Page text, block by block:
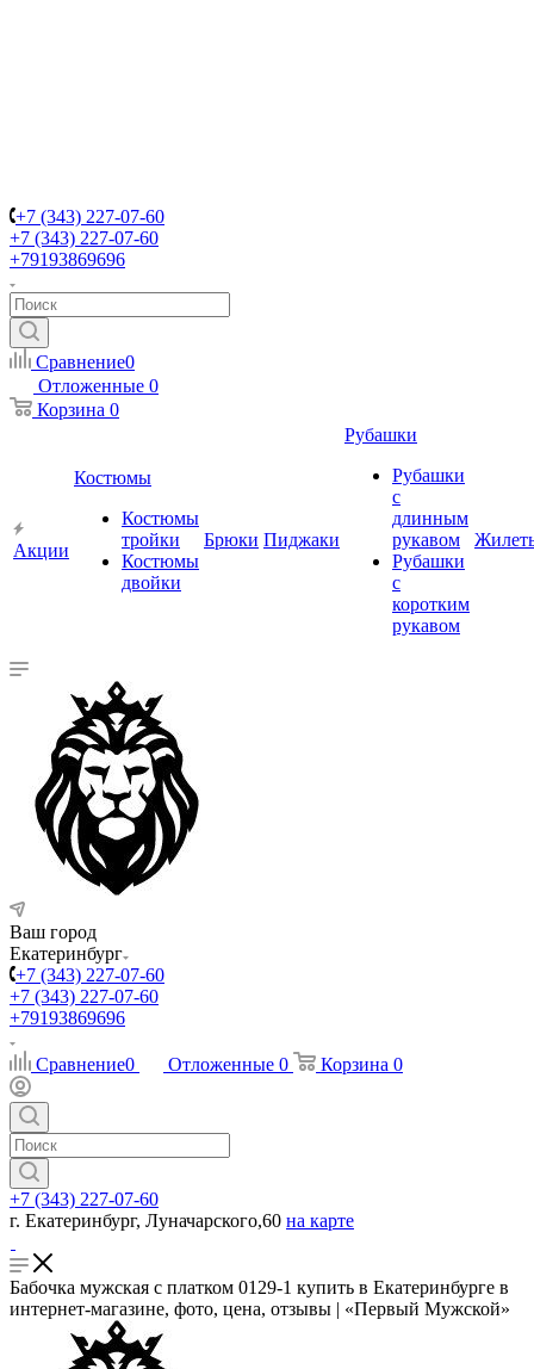
+7 (343) 227-07-60
+7 (343) 227-07-60
+79193869696
Сравнение0
Отложенные 0
Корзина 0
Акции
Костюмы
Костюмы
тройки
Костюмы
двойки
Брюки Пиджаки
Рубашки
Рубашки
с
длинным
рукавом
Рубашки
с
коротким
рукавом
Ваш город
Екатеринбург
+7 (343) 227-07-60
+7 (343) 227-07-60
+79193869696
Сравнение0 Отложенные 0 Корзина 0
+7 (343) 227-07-60
г. Екатеринбург, Луначарского,60 на карте
Бабочка мужская с платком 0129-1 купить в Екатеринбурге в
интернет-магазине, фото, цена, отзывы | «Первый Мужской»